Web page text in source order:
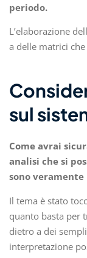
periodo.
L’elaborazione
a delle matrici
sul
Come avrai
analisi che si
sono
Il tema è stato
quanto basta per
dietro a dei
interpretazione